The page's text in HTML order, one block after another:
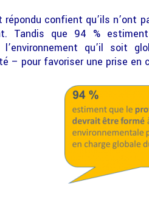
confient qu’ils n’ont
Tandis que 94 %
l’environnement qu’il soit
– pour favoriser une prise en